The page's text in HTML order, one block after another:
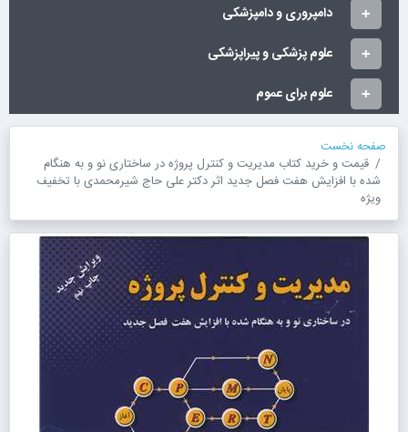
دامپروری و دامپزشکی
علوم پزشکی و پیراپزشکی
علوم برای عموم
صفحه نخست
قیمت و خرید کتاب مدیریت و کنترل پروژه در ساختاری نو و به هنگام
شده با افزایش هفت فصل جدید اثر دکتر علی حاج شیرمحمدی با تخفیف
ویژه